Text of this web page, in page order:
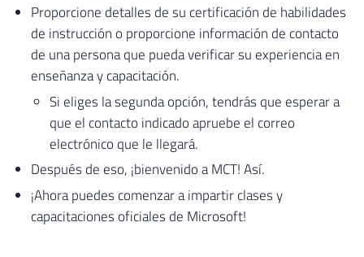
Proporcione detalles de su certificación de habilidades
de instrucción o proporcione información de contacto
de una persona que pueda verificar su experiencia en
enseñanza y capacitación.
Si eliges la segunda opción, tendrás que esperar a
que el contacto indicado apruebe el correo
electrónico que le llegará.
Después de eso, ¡bienvenido a MCT! Así.
¡Ahora puedes comenzar a impartir clases y
capacitaciones oficiales de Microsoft!